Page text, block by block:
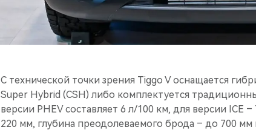
С технической точки зрения Tiggo V оснащается
Super Hybrid (CSH) либо комплектуется
версии PHEV составляет 6 л/100 км, для версии
220 мм, глубина преодолеваемого брода – до 700 мм